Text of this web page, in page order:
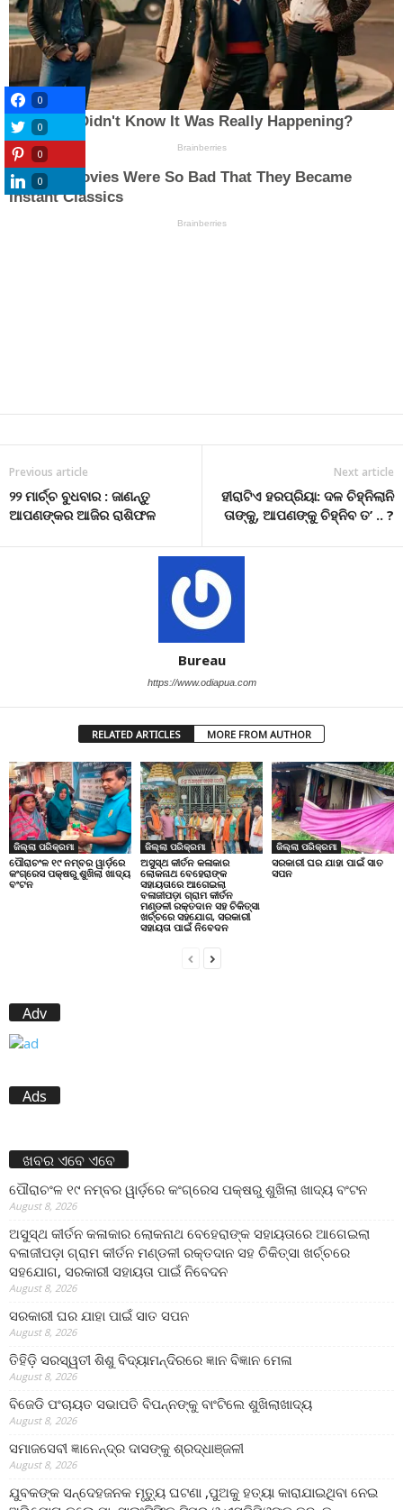
Previous article
୨୨ ମାର୍ଚ୍ଚ ବୁଧବାର : ଜାଣନ୍ତୁ
ଆପଣଙ୍କର ଆଜିର ରାଶିଫଳ
Next article
ହୀରାଟିଏ ହରପ୍ରିୟା: ଦଳ ଚିହ୍ନିଲାନି
ତାଙ୍କୁ, ଆପଣଙ୍କୁ ଚିହ୍ନିବ ତ’ .. ?
Bureau
https://www.odiapua.com
RELATED ARTICLES MORE FROM AUTHOR
ଜିଲ୍ଲା ପରିକ୍ରମା
ପୌରାଚଂଳ ୧୯ ନମ୍ବର ୱାର୍ଡ଼ରେ
କଂଗ୍ରେସ ପକ୍ଷରୁ ଶୁଖିଲା ଖାଦ୍ୟ
ବଂଟନ
ଜିଲ୍ଲା ପରିକ୍ରମା
ଅସୁସ୍ଥ କୀର୍ତନ କଳାକାର
ଲୋକନାଥ ବେହେରାଙ୍କ
ସହାୟତାରେ ଆଗେଇଲା
ବଳାଜୀପଡ଼ା ଗ୍ରାମ କୀର୍ତନ
ମଣ୍ଡଳୀ ରକ୍ତଦାନ ସହ ଚିକିତ୍ସା
ଖର୍ଚ୍ଚରେ ସହଯୋଗ, ସରକାରୀ
ସହାୟତା ପାଇଁ ନିବେଦନ
ଜିଲ୍ଲା ପରିକ୍ରମା
ସରକାରୀ ଘର ଯାହା ପାଇଁ ସାତ
ସପନ
Adv
Ads
ଖବର ଏବେ ଏବେ
ପୌରାଚଂଳ ୧୯ ନମ୍ବର ୱାର୍ଡ଼ରେ କଂଗ୍ରେସ ପକ୍ଷରୁ ଶୁଖିଲା ଖାଦ୍ୟ ବଂଟନ
August 8, 2026
ଅସୁସ୍ଥ କୀର୍ତନ କଳାକାର ଲୋକନାଥ ବେହେରାଙ୍କ ସହାୟତାରେ ଆଗେଇଲା
ବଳାଜୀପଡ଼ା ଗ୍ରାମ କୀର୍ତନ ମଣ୍ଡଳୀ ରକ୍ତଦାନ ସହ ଚିକିତ୍ସା ଖର୍ଚ୍ଚରେ
ସହଯୋଗ, ସରକାରୀ ସହାୟତା ପାଇଁ ନିବେଦନ
August 8, 2026
ସରକାରୀ ଘର ଯାହା ପାଇଁ ସାତ ସପନ
August 8, 2026
ତିହିଡି଼ ସରସ୍ୱତୀ ଶିଶୁ ବିଦ୍ୟାମନ୍ଦିରରେ ଜ୍ଞାନ ବିଜ୍ଞାନ ମେଳା
August 8, 2026
ବିଜେଡି ପଂଚାୟତ ସଭାପତି ବିପନ୍ନଙ୍କୁ ବାଂଟିଲେ ଶୁଖିଲାଖାଦ୍ୟ
August 8, 2026
ସମାଜସେବୀ ଜ୍ଞାନେନ୍ଦ୍ର ଦାସଙ୍କୁ ଶ୍ରଦ୍ଧାଞ୍ଜଳୀ
August 8, 2026
ଯୁବକଙ୍କ ସନ୍ଦେହଜନକ ମୃତ୍ୟୁ ଘଟଣା ,ପୁଅକୁ ହତ୍ୟା କାରାଯାଇଥିବା ନେଇ
0
0
0
0